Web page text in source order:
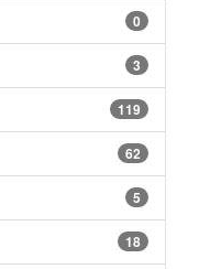
0
3
119
62
5
18